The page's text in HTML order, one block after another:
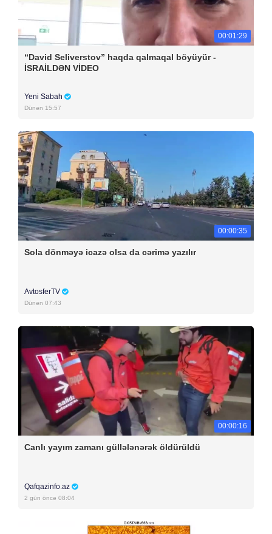
00:01:29
“David Seliverstov” haqda qalmaqal böyüyür -
İSRAİLDƏN VİDEO
Yeni Sabah
Dünən 15:57
00:00:35
Sola dönməyə icazə olsa da cərimə yazılır
AvtosferTV
Dünən 07:43
00:00:16
Canlı yayım zamanı güllələnərək öldürüldü
Qafqazinfo.az
2 gün öncə 08:04